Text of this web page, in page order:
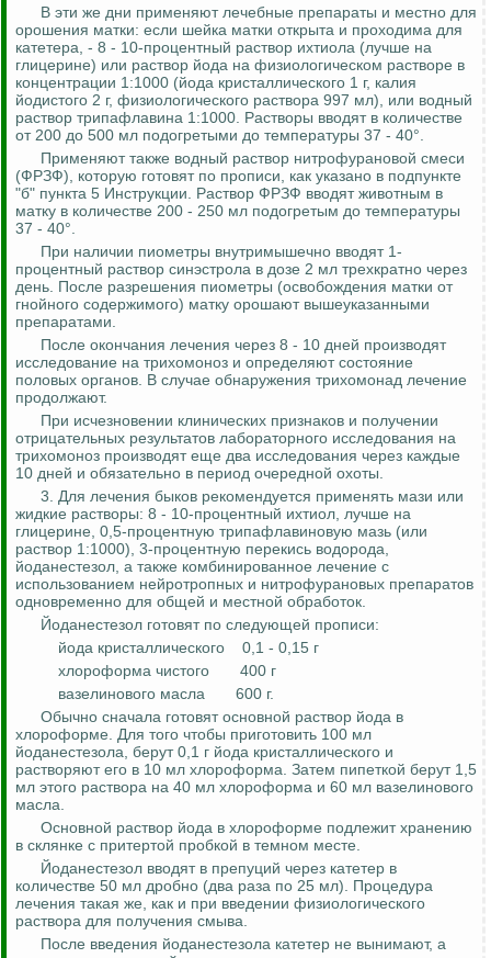
В эти же дни применяют лечебные препараты и местно для
орошения матки: если шейка матки открыта и проходима для
катетера, - 8 - 10-процентный раствор ихтиола (лучше на
глицерине) или раствор йода на физиологическом растворе в
концентрации 1:1000 (йода кристаллического 1 г, калия
йодистого 2 г, физиологического раствора 997 мл), или водный
раствор трипафлавина 1:1000. Растворы вводят в количестве
от 200 до 500 мл подогретыми до температуры 37 - 40°.
Применяют также водный раствор нитрофурановой смеси
(ФРЗФ), которую готовят по прописи, как указано в подпункте
"б" пункта 5 Инструкции. Раствор ФРЗФ вводят животным в
матку в количестве 200 - 250 мл подогретым до температуры
37 - 40°.
При наличии пиометры внутримышечно вводят 1-
процентный раствор синэстрола в дозе 2 мл трехкратно через
день. После разрешения пиометры (освобождения матки от
гнойного содержимого) матку орошают вышеуказанными
препаратами.
После окончания лечения через 8 - 10 дней производят
исследование на трихомоноз и определяют состояние
половых органов. В случае обнаружения трихомонад лечение
продолжают.
При исчезновении клинических признаков и получении
отрицательных результатов лабораторного исследования на
трихомоноз производят еще два исследования через каждые
10 дней и обязательно в период очередной охоты.
3. Для лечения быков рекомендуется применять мази или
жидкие растворы: 8 - 10-процентный ихтиол, лучше на
глицерине, 0,5-процентную трипафлавиновую мазь (или
раствор 1:1000), 3-процентную перекись водорода,
йоданестезол, а также комбинированное лечение с
использованием нейротропных и нитрофурановых препаратов
одновременно для общей и местной обработок.
Йоданестезол готовят по следующей прописи:
йода кристаллического
0,1 - 0,15 г
хлороформа чистого
400 г
вазелинового масла
600 г.
Обычно сначала готовят основной раствор йода в
хлороформе. Для того чтобы приготовить 100 мл
йоданестезола, берут 0,1 г йода кристаллического и
растворяют его в 10 мл хлороформа. Затем пипеткой берут 1,5
мл этого раствора на 40 мл хлороформа и 60 мл вазелинового
масла.
Основной раствор йода в хлороформе подлежит хранению
в склянке с притертой пробкой в темном месте.
Йоданестезол вводят в препуций через катетер в
количестве 50 мл дробно (два раза по 25 мл). Процедура
лечения такая же, как и при введении физиологического
раствора для получения смыва.
После введения йоданестезола катетер не вынимают, а